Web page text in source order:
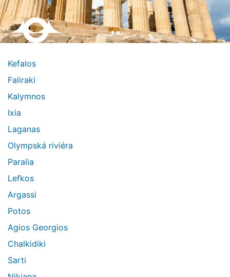
Kefalos
Faliraki
Kalymnos
Ixia
Laganas
Olympská riviéra
Paralia
Lefkos
Argassi
Potos
Agios Georgios
Chalkidiki
Sarti